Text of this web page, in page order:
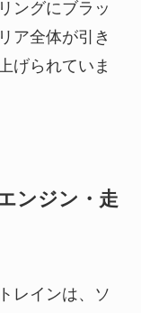
ングにブラッ
ア全体が引き
げられていま
ンジン・走
レインは、ソ